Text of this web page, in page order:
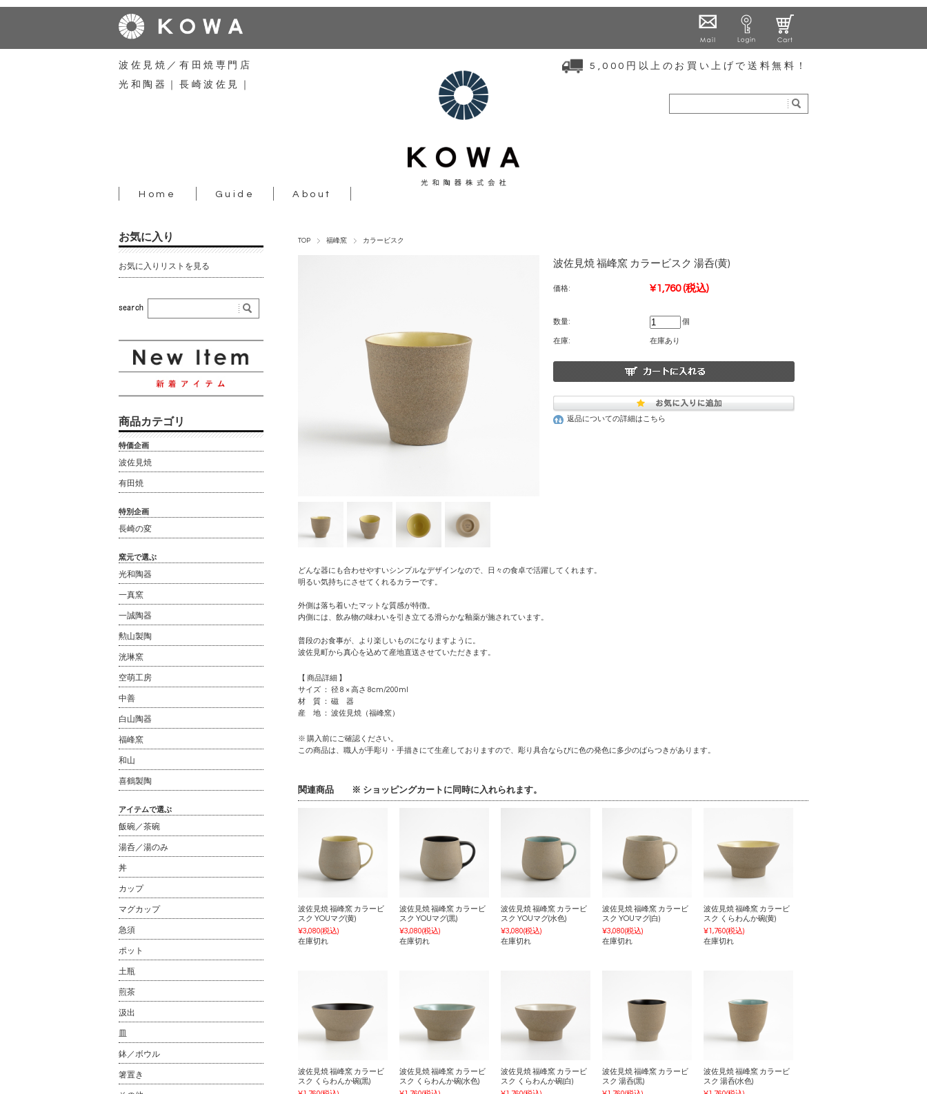
波佐見焼／有田焼専門店
光和陶器｜長崎波佐見｜
5,000円以上のお買い上げで送料無料！
Home Guide About
TOP 福峰窯 カラービスク
波佐見焼 福峰窯 カラービスク 湯呑(黄)
価格: ¥1,760(税込)
数量: 個
在庫: 在庫あり
返品についての詳細はこちら
どんな器にも合わせやすいシンプルなデザインなので、日々の食卓で活躍してくれます。
明るい気持ちにさせてくれるカラーです。
外側は落ち着いたマットな質感が特徴。
内側には、飲み物の味わいを引き立てる滑らかな釉薬が施されています。
普段のお食事が、より楽しいものになりますように。
波佐見町から真心を込めて産地直送させていただきます。
【 商品詳細 】
サイズ ： 径 8 × 高さ 8cm/200ml
材 質 ： 磁 器
産 地 ： 波佐見焼（福峰窯）
※ 購入前にご確認ください。
この商品は、職人が手彫り・手描きにて生産しておりますので、彫り具合ならびに色の発色に多少のばらつきがあります。
関連商品 ※ ショッピングカートに同時に入れられます。
波佐見焼 福峰窯 カラービ
スク YOUマグ(黄)
¥3,080(税込)
在庫切れ
波佐見焼 福峰窯 カラービ
スク YOUマグ(黒)
¥3,080(税込)
在庫切れ
波佐見焼 福峰窯 カラービ
スク YOUマグ(水色)
¥3,080(税込)
在庫切れ
波佐見焼 福峰窯 カラービ
スク YOUマグ(白)
¥3,080(税込)
在庫切れ
波佐見焼 福峰窯 カラービ
スク くらわんか碗(黄)
¥1,760(税込)
在庫切れ
波佐見焼 福峰窯 カラービ
スク くらわんか碗(黒)
波佐見焼 福峰窯 カラービ
スク くらわんか碗(水色)
波佐見焼 福峰窯 カラービ
スク くらわんか碗(白)
波佐見焼 福峰窯 カラービ
スク 湯呑(黒)
波佐見焼 福峰窯 カラービ
スク 湯呑(水色)
お気に入り
お気に入りリストを見る
商品カテゴリ
特価企画
波佐見焼
有田焼
特別企画
長崎の変
窯元で選ぶ
光和陶器
一真窯
一誠陶器
勲山製陶
洸琳窯
空萌工房
中善
白山陶器
福峰窯
和山
喜鶴製陶
アイテムで選ぶ
飯碗／茶碗
湯呑／湯のみ
丼
カップ
マグカップ
急須
ポット
土瓶
煎茶
汲出
皿
鉢／ボウル
箸置き